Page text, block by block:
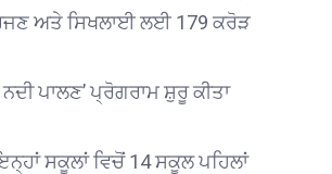
ਅਤੇ ਸਿਖਲਾਈ ਲਈ 179 ਕਰੋੜ
ਪਾਲਣ’ ਪ੍ਰੋਗਰਾਮ ਸ਼ੁਰੂ ਕੀਤਾ
ਸਕੂਲਾਂ ਵਿਚੋਂ 14 ਸਕੂਲ ਪਹਿਲਾਂ